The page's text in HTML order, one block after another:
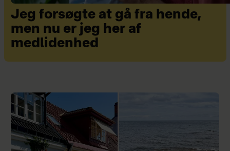
Jeg forsøgte at gå fra hende,
men nu er jeg her af
medlidenhed